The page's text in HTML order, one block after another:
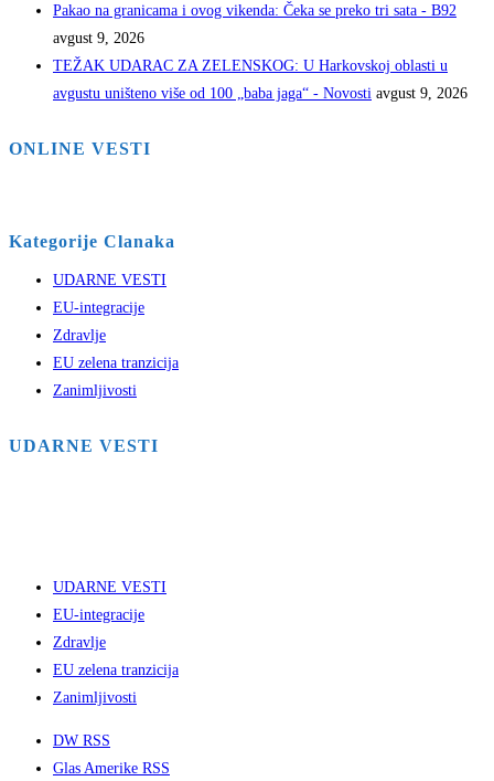
Pakao na granicama i ovog vikenda: Čeka se preko tri sata - B92
avgust 9, 2026
TEŽAK UDARAC ZA ZELENSKOG: U Harkovskoj oblasti u
avgustu uništeno više od 100 „baba jaga“ - Novosti avgust 9, 2026
ONLINE VESTI
Kategorije Clanaka
UDARNE VESTI
EU-integracije
Zdravlje
EU zelena tranzicija
Zanimljivosti
UDARNE VESTI
UDARNE VESTI
EU-integracije
Zdravlje
EU zelena tranzicija
Zanimljivosti
DW RSS
Glas Amerike RSS